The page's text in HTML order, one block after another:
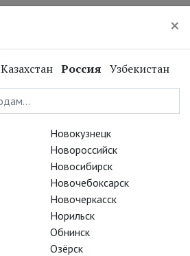
×
Казахстан Россия Узбекистан
Новокузнецк
Новороссийск
Новосибирск
Новочебоксарск
Новочеркасск
Норильск
Обнинск
Озёрск